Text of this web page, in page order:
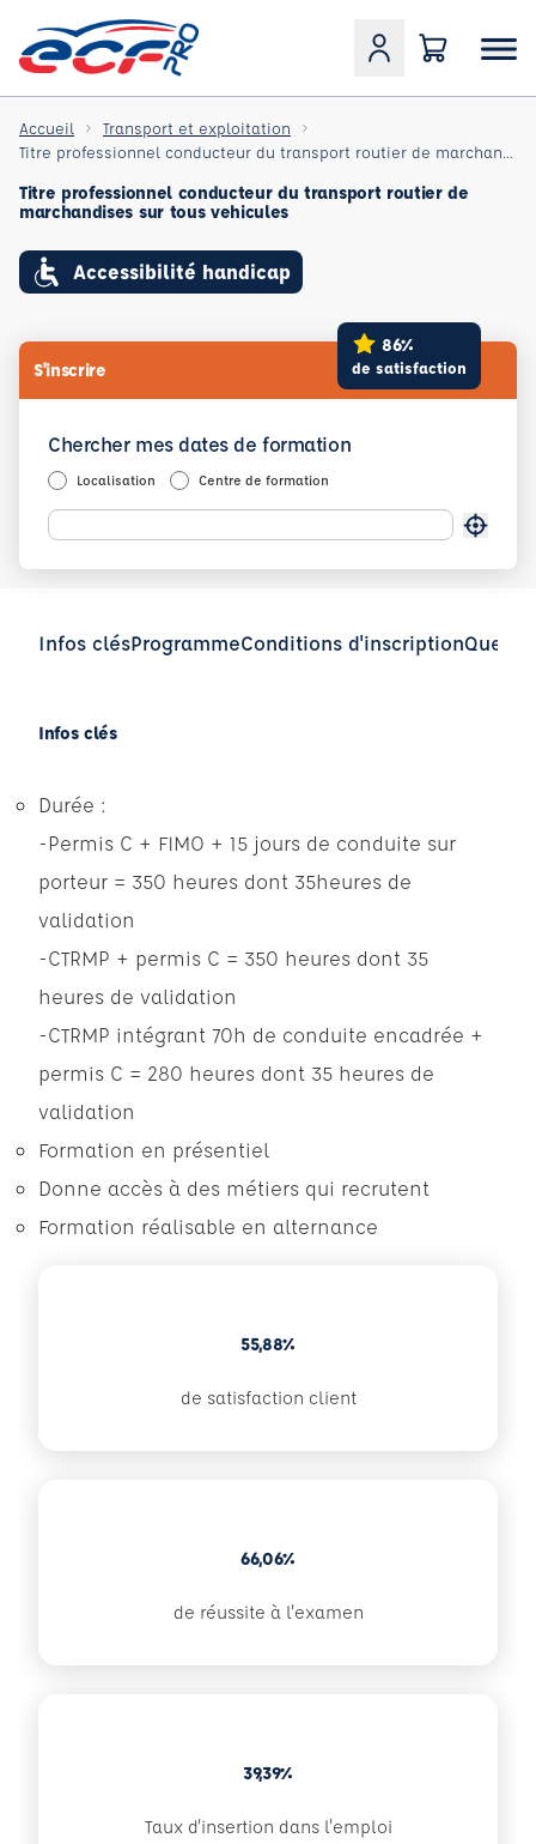
Accueil
Transport et exploitation
Titre professionnel conducteur du transport routier de
marchandises sur tous vehicules
Accessibilité handicap
S'inscrire
86%
de satisfaction
Chercher mes dates de formation
Localisation Centre de formation
Infos clésProgrammeConditions d'inscription
Infos clés
Durée :
-Permis C + FIMO + 15 jours de conduite sur
porteur = 350 heures dont 35heures de
validation
-CTRMP + permis C = 350 heures dont 35
heures de validation
-CTRMP intégrant 70h de conduite encadrée +
permis C = 280 heures dont 35 heures de
validation
Formation en présentiel
Donne accès à des métiers qui recrutent
Formation réalisable en alternance
55,88%
de satisfaction client
66,06%
de réussite à l'examen
39,39%
Taux d'insertion dans l'emploi